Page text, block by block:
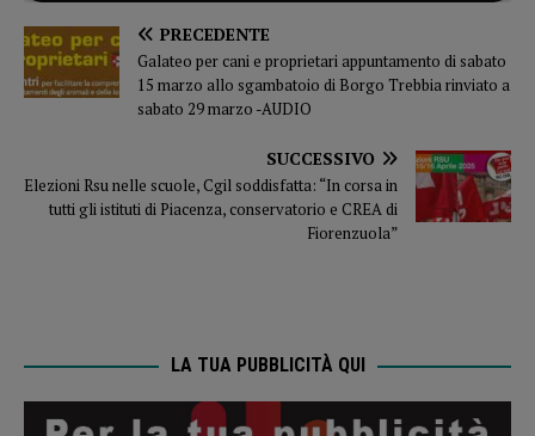
PRECEDENTE
Galateo per cani e proprietari appuntamento di sabato
15 marzo allo sgambatoio di Borgo Trebbia rinviato a
sabato 29 marzo -AUDIO
SUCCESSIVO
Elezioni Rsu nelle scuole, Cgil soddisfatta: “In corsa in
tutti gli istituti di Piacenza, conservatorio e CREA di
Fiorenzuola”
LA TUA PUBBLICITÀ QUI